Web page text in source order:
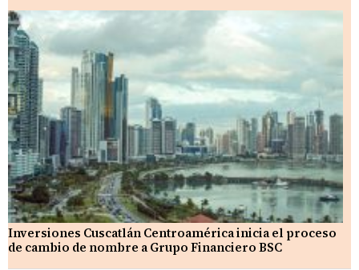
Inversiones Cuscatlán Centroamérica inicia el proceso
de cambio de nombre a Grupo Financiero BSC